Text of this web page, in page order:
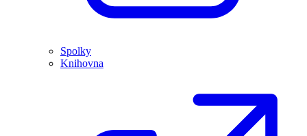
Spolky
Knihovna